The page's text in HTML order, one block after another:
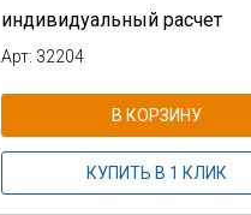
индивидуальный расчет
Арт: 32204
В КОРЗИНУ
КУПИТЬ В 1 КЛИК